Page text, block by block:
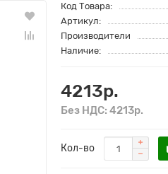
Код Товара:
Артикул:
Производители
Наличие:
4213р.
Без НДС: 4213р.
Кол-во